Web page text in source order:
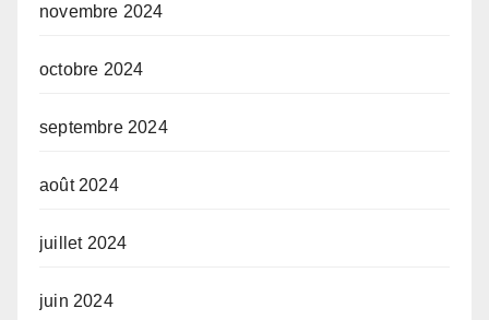
novembre 2024
octobre 2024
septembre 2024
août 2024
juillet 2024
juin 2024